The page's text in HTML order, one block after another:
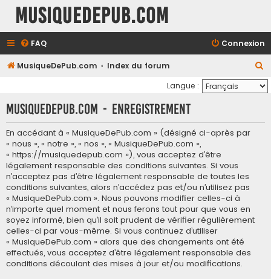
MusiqueDePub.com
FAQ Connexion
MusiqueDePub.com Index du forum
e
c
Langue :
MusiqueDePub.com - Enregistrement
En accédant à « MusiqueDePub.com » (désigné ci-après par
« nous », « notre », « nos », « MusiqueDePub.com »,
« https://musiquedepub.com »), vous acceptez d’être
légalement responsable des conditions suivantes. Si vous
n’acceptez pas d’être légalement responsable de toutes les
conditions suivantes, alors n’accédez pas et/ou n’utilisez pas
« MusiqueDePub.com ». Nous pouvons modifier celles-ci à
n’importe quel moment et nous ferons tout pour que vous en
soyez informé, bien qu’il soit prudent de vérifier régulièrement
celles-ci par vous-même. Si vous continuez d’utiliser
« MusiqueDePub.com » alors que des changements ont été
effectués, vous acceptez d’être légalement responsable des
conditions découlant des mises à jour et/ou modifications.